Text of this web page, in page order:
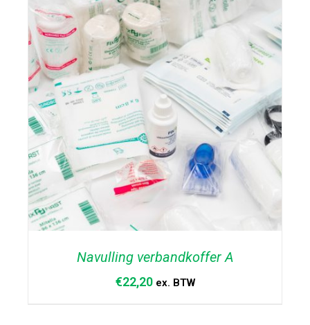
TOEVOEGEN AAN WINKELWAGEN / DETAILS
Navulling verbandkoffer A
€22,20 ex. BTW